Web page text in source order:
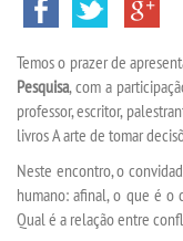
TRANSFERÊNCIA
SEGUNDA
MATRÍCULA
Temos o prazer de
Pesquisa, com a
professor, escritor,
livrosA arte de tomar
Neste encontro, o
humano: afinal, o que é o
Qual é a relação entre